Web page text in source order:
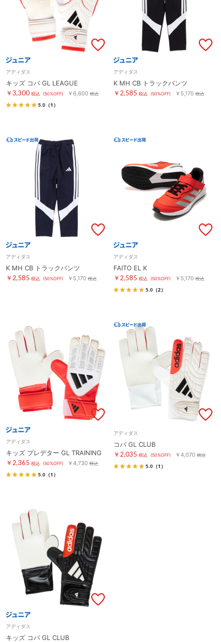
アディダス
キッズ コパ GL LEAGUE
￥3,300 税込 (50%OFF) ￥6,600 税込
5.0 （1）
アディダス
K MH CB トラックパンツ
￥2,585 税込 (50%OFF) ￥5,170 税込
アディダス
K MH CB トラックパンツ
￥2,585 税込 (50%OFF) ￥5,170 税込
アディダス
FAITO EL K
￥2,585 税込 (50%OFF) ￥5,170 税込
5.0 （2）
アディダス
キッズ プレデター GL TRAINING
￥2,365 税込 (50%OFF) ￥4,730 税込
5.0 （1）
アディダス
コパ GL CLUB
￥2,035 税込 (50%OFF) ￥4,070 税込
5.0 （1）
アディダス
キッズ コパ GL CLUB